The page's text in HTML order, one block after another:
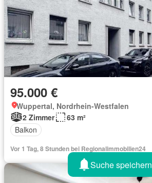
95.000 €
Wuppertal, Nordrhein-Westfalen
2 Zimmer
63 m²
Balkon
Vor 1 Tag, 8 Stunden bei Regionalimmobilien24
Suche speichern